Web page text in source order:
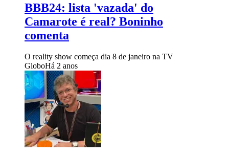
BBB24: lista 'vazada' do
Camarote é real? Boninho
comenta
O reality show começa dia 8 de janeiro na TV
GloboHá 2 anos